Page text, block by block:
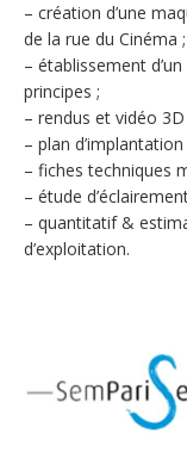
– création d’une
de la rue du Cinéma ;
– établissement
principes ;
– rendus et vidéo 3D
– plan
– fiches techniques
– étude
– quantitatif &
d’exploitation.